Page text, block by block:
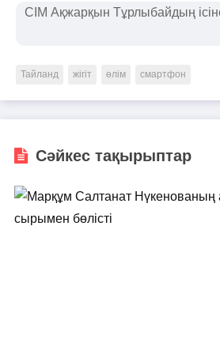
СІМ Ақжарқын Тұрлыбайдың
Тайланд жігіт өлім смартфон
Сәйкес тақырыптар